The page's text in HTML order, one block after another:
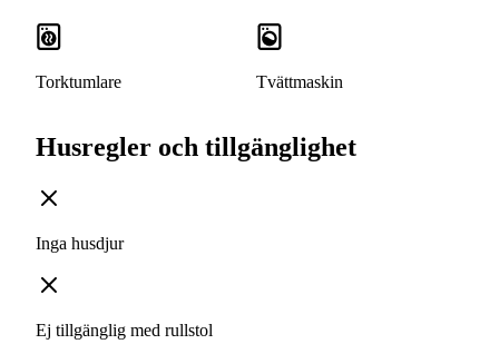
Torktumlare Tvättmaskin
Husregler och tillgänglighet
Inga husdjur
Ej tillgänglig med rullstol